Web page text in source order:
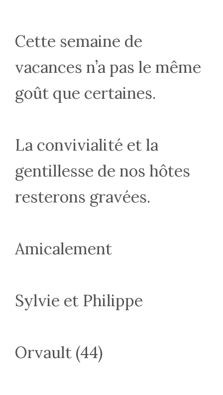
Cette semaine de
vacances n’a pas le même
goût que certaines.
La convivialité et la
gentillesse de nos hôtes
resterons gravées.
Amicalement
Sylvie et Philippe
Orvault (44)